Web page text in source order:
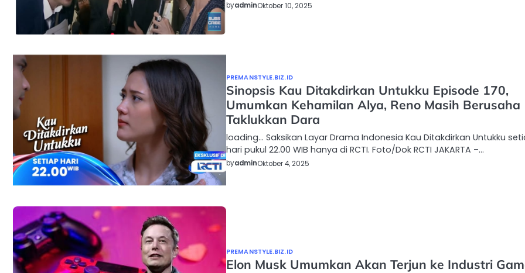
byadminOktober 10, 2025
PREMANSTYLE.BIZ.ID
Sinopsis Kau Ditakdirkan Untukku Episode 170,
Umumkan Kehamilan Alya, Reno Masih Berusaha
Taklukkan Dara
loading… Saksikan Layar Drama Indonesia Kau Ditakdirkan Untukku
hari pukul 22.00 WIB hanya di RCTI. Foto/Dok RCTI JAKARTA –…
byadminOktober 4, 2025
PREMANSTYLE.BIZ.ID
Elon Musk Umumkan Akan Terjun ke Industri